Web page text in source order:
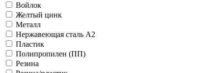
Войлок
Желтый цинк
Металл
Нержавеющая сталь А2
Пластик
Полипропилен (ПП)
Резина